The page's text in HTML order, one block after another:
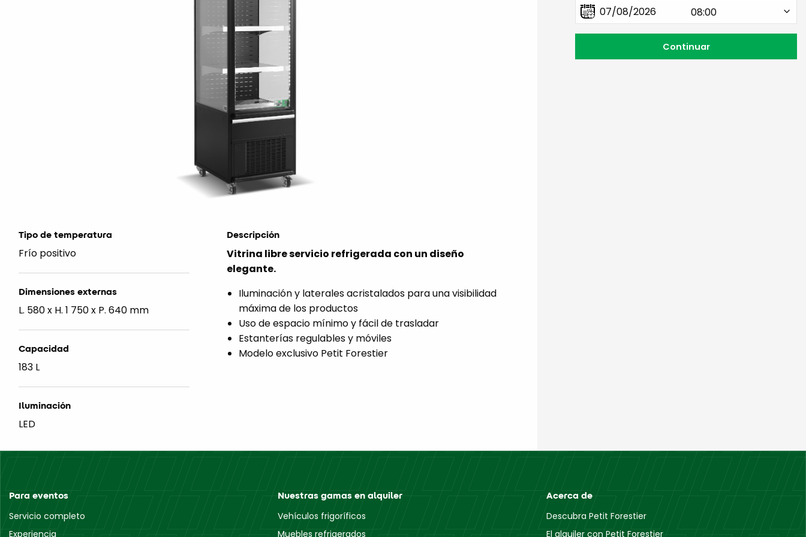
Tipo de temperatura
Frío positivo
Dimensiones externas
L. 580 x H. 1 750 x P. 640 mm
Capacidad
183 L
Iluminación
LED
Descripción
Vitrina libre servicio refrigerada con un diseño
elegante.
Iluminación y laterales acristalados para una visibilidad
máxima de los productos
Uso de espacio mínimo y fácil de trasladar
Estanterías regulables y móviles
Modelo exclusivo Petit Forestier
Para eventos
Servicio completo
Experiencia
Nuestras gamas en alquiler
Vehículos frigoríficos
Muebles refrigerados
Acerca de
Descubra Petit Forestier
El alquiler con Petit Forestier